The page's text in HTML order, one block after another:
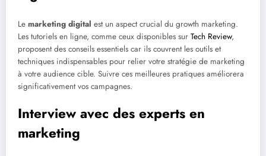
Le marketing digital est un aspect crucial du growth marketing.
Les tutoriels en ligne, comme ceux disponibles sur Tech Review,
proposent des conseils essentiels car ils couvrent les outils et
techniques indispensables pour relier votre stratégie de marketing
à votre audience cible. Suivre ces meilleures pratiques améliorera
significativement vos campagnes.
Interview avec des experts en
marketing